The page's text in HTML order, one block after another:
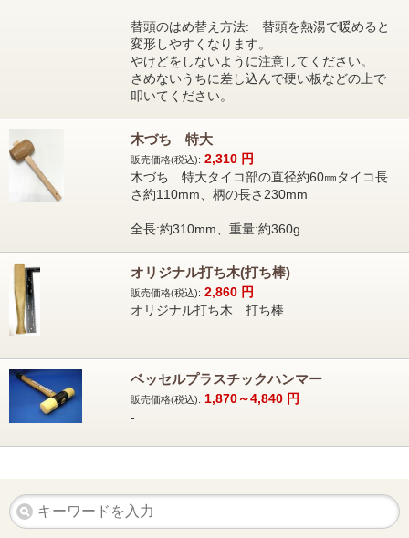
替頭のはめ替え方法: 替頭を熱湯で暖めると
変形しやすくなります。
やけどをしないように注意してください。
さめないうちに差し込んで硬い板などの上で
叩いてください。
木づち 特大
販売価格(税込): 2,310 円
木づち 特大タイコ部の直径約60㎜タイコ長
さ約110mm、柄の長さ230mm
全長:約310mm、重量:約360g
オリジナル打ち木(打ち棒)
販売価格(税込): 2,860 円
オリジナル打ち木 打ち棒
ベッセルプラスチックハンマー
販売価格(税込): 1,870～4,840 円
-